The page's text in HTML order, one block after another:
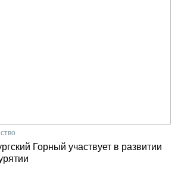
Горный участвует в развитии